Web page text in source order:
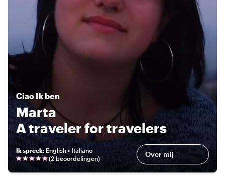
Ciao Ik ben
Marta
A traveler for travelers
Ik spreek: English • Italiano
(2 beoordelingen) Over mij